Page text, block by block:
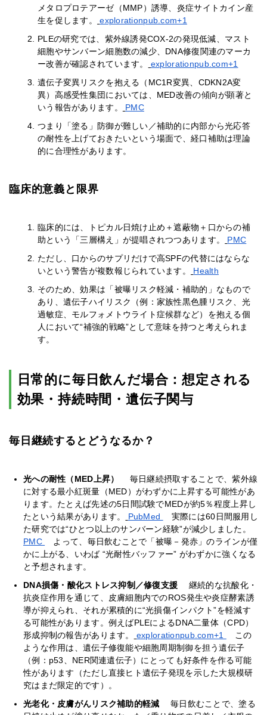
メタロプロテアーゼ（MMP）誘導、炎症サイトカイン産
生を促します。
explorationpub.com+1
PLEの研究では、紫外線誘発COX-2の発現低減、マスト
細胞やサンバーン細胞数の減少、DNA修復関連のマーカ
ー改善が確認されています。
explorationpub.com+1
遺伝子変異リスクを抱える（MC1R変異、CDKN2A変
異）高感受性集団においては、MED改善の傾向が顕著と
いう報告があります。
PMC
つまり「塗る」防御が難しい／補助的に内部から光応答
の耐性を上げておきたいという場面で、経口補助は理論
的に合理性があります。
臨床的意義と限界
臨床的には、トピカル日焼け止め＋遮蔽物＋口からの補
助という「三層構え」が提唱されつつあります。
PMC
ただし、口からのサプリだけで高SPFの代替にはならな
いという警告が複数報じられています。
Health
そのため、効果は「被曝リスク軽減・補助的」なもので
あり、遺伝子ハイリスク（例：家族性黒色腫リスク、光
過敏症、モルフォメトウライト症候群など）を抱える個
人において“補強的戦略”として意味を持つと考えられま
す。
日常的に毎日飲んだ場合：想定される
効果・持続時間・遺伝子関与
毎日継続するとどうなるか？
光への耐性（MED上昇）
毎日継続摂取することで、紫外線
に対する最小紅斑量（MED）がわずかに上昇する可能性があ
ります。たとえば先述の5日間試験でMEDが約5％程度上昇し
たという結果があります。
PubMed
実際には60日間服用し
た研究では“ひとつ以上のサンバーン経験”が減少しました。
PMC
よって、毎日飲むことで「被曝－発赤」のラインが僅
かに上がる、いわば “光耐性バッファー” がわずかに強くなる
と予想されます。
DNA損傷・酸化ストレス抑制／修復支援
継続的な抗酸化・
抗炎症作用を通じて、皮膚細胞内でのROS発生や炎症酵素誘
導が抑えられ、それが累積的に“光損傷インパクト”を軽減す
る可能性があります。例えばPLEによるDNA二量体（CPD）
形成抑制の報告があります。
explorationpub.com+1
この
ような作用は、遺伝子修復能や細胞周期制御を担う遺伝子
（例：p53、NER関連遺伝子）にとっても好条件を作る可能
性があります（ただし直接ヒト遺伝子発現を示した大規模研
究はまだ限定的です）。
光老化・皮膚がんリスク補助的軽減
毎日飲むことで、塗る